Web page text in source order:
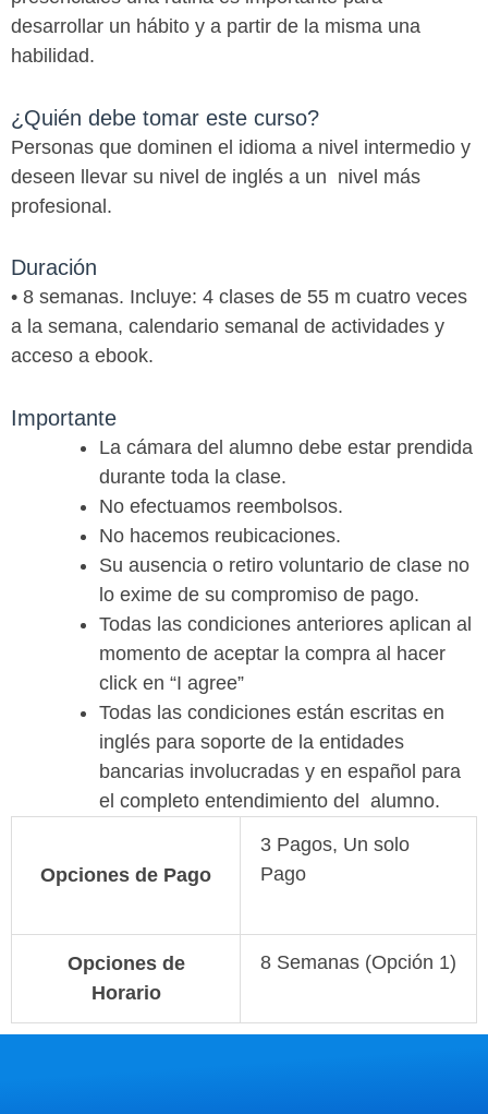
desarrollar un hábito y a partir de la misma una
habilidad.
¿Quién debe tomar este curso?
Personas que dominen el idioma a nivel intermedio y
deseen llevar su nivel de inglés a un nivel más
profesional.
Duración
• 8 semanas. Incluye: 4 clases de 55 m cuatro veces
a la semana, calendario semanal de actividades y
acceso a ebook.
Importante
La cámara del alumno debe estar prendida
durante toda la clase.
No efectuamos reembolsos.
No hacemos reubicaciones.
Su ausencia o retiro voluntario de clase no
lo exime de su compromiso de pago.
Todas las condiciones anteriores aplican al
momento de aceptar la compra al hacer
click en “I agree”
Todas las condiciones están escritas en
inglés para soporte de la entidades
bancarias involucradas y en español para
el completo entendimiento del alumno.
Opciones de Pago
3 Pagos, Un solo
Pago
Opciones de
Horario
8 Semanas (Opción 1)